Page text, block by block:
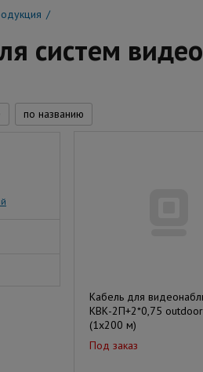
систем
по названию
Кабель для
КВК-2П+2*0,75
(1х200 м)
Под заказ